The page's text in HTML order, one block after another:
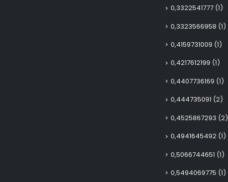
0,3322541777 (1)
0,3323566958 (1)
0,4159731009 (1)
0,4217612199 (1)
0,4407736169 (1)
0,444735091 (2)
0,4525867293 (2)
0,4941645492 (1)
0,5066744651 (1)
0,5494069775 (1)